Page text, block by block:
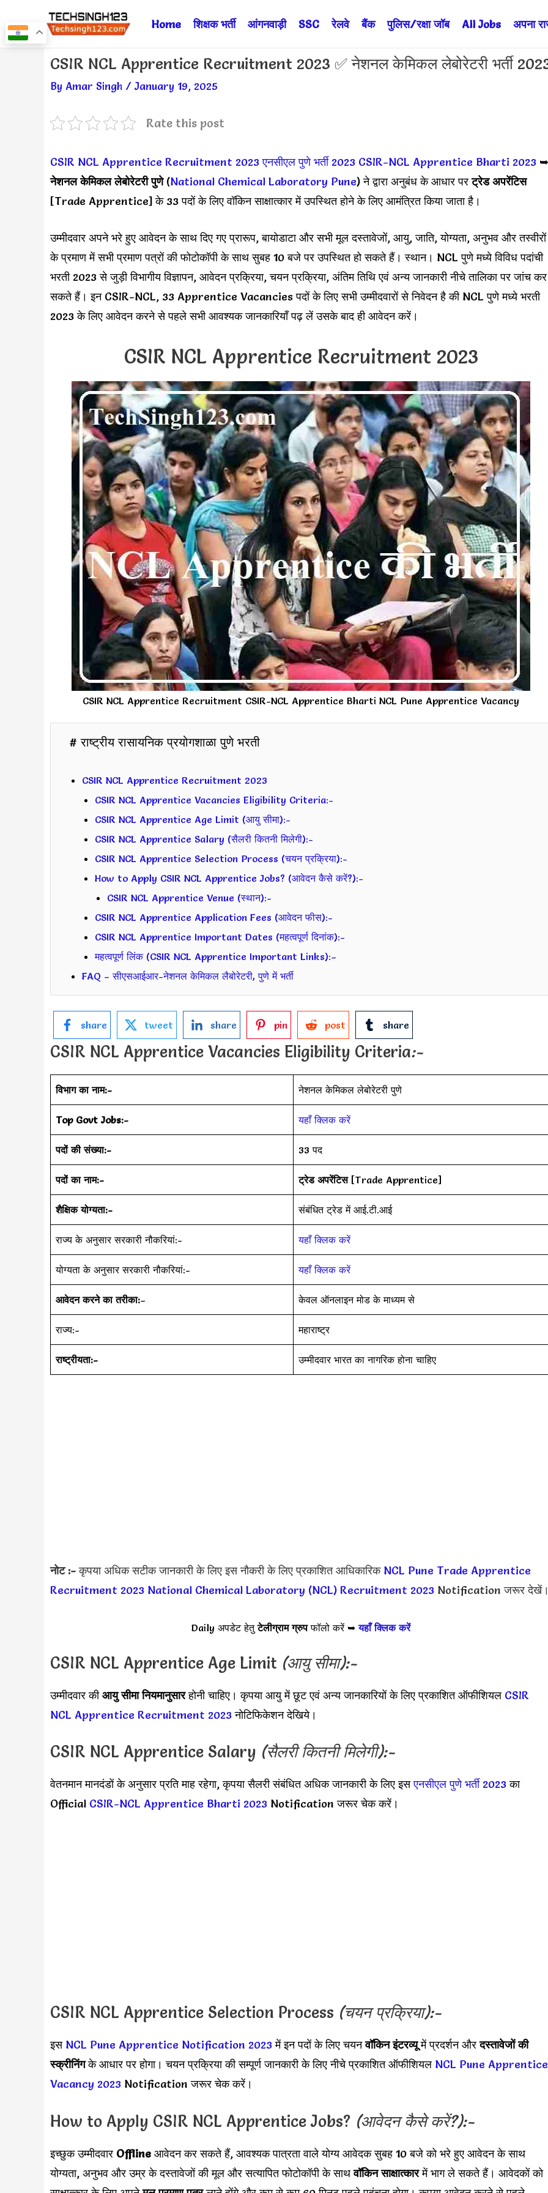
to
Home शिक्षक भर्ती आंगनवाड़ी SSC रेलवे बैंक पुलिस/रक्षा जॉब All Jobs अपना
CSIR NCL Apprentice Recruitment 2023 ✅ नेशनल केमिकल लेबोरेटरी भर्ती
By Amar Singh / January 19, 2025
Rate this post
CSIR NCL Apprentice Recruitment 2023 एनसीएल पुणे भर्ती 2023 CSIR-NCL Apprentice Bharti 2023 ➥
नेशनल केमिकल लेबोरेटरी पुणे(National Chemical Laboratory Pune) ने द्वारा अनुबंध के आधार परट्रेड अपरेंटिस
[Trade Apprentice] के 33 पदों के लिए वॉकिन साक्षात्कार में उपस्थित होने के लिए आमंत्रित किया जाता है।
उम्मीदवार अपने भरे हुए आवेदन के साथ दिए गए प्रारूप, बायोडाटा और सभी मूल दस्तावेजों, आयु, जाति, योग्यता, अनुभव और तस्वीरों
के प्रमाण में सभी प्रमाण पत्रों की फोटोकॉपी के साथ सुबह 10 बजे पर उपस्थित हो सकते हैं। स्थान। NCL पुणे मध्ये विविध पदांची
भरती 2023 से जुड़ी विभागीय विज्ञापन, आवेदन प्रक्रिया, चयन प्रक्रिया, अंतिम तिथि एवं अन्य जानकारी नीचे तालिका पर जांच कर
सकते हैं। इन CSIR-NCL, 33 Apprentice Vacancies पदों के लिए सभी उम्मीदवारों से निवेदन है की NCL पुणे मध्ये भरती
2023 के लिए आवेदन करने से पहले सभी आवश्यक जानकारियाँ पढ़ लें उसके बाद ही आवेदन करें।
CSIR NCL Apprentice Recruitment 2023
CSIR NCL Apprentice Recruitment CSIR-NCL Apprentice Bharti NCL Pune Apprentice Vacancy
# राष्ट्रीय रासायनिक प्रयोगशाळा पुणे भरती
CSIR NCL Apprentice Recruitment 2023
CSIR NCL Apprentice Vacancies Eligibility Criteria:-
CSIR NCL Apprentice Age Limit (आयु सीमा):-
CSIR NCL Apprentice Salary (सैलरी कितनी मिलेगी):-
CSIR NCL Apprentice Selection Process (चयन प्रक्रिया):-
How to Apply CSIR NCL Apprentice Jobs? (आवेदन कैसे करें?):-
CSIR NCL Apprentice Venue (स्थान):-
CSIR NCL Apprentice Application Fees (आवेदन फीस):-
CSIR NCL Apprentice Important Dates (महत्वपूर्ण दिनांक):-
महत्वपूर्ण लिंक (CSIR NCL Apprentice Important Links):–
FAQ – सीएसआईआर-नेशनल केमिकल लैबोरेटरी, पुणे में भर्ती
share tweet share pin post share
CSIR NCL Apprentice Vacancies Eligibility Criteria:-
विभाग का नाम:- नेशनल केमिकल लेबोरेटरी पुणे
Top Govt Jobs:- यहाँ क्लिक करें
पदों की संख्या:- 33 पद
पदों का नाम:- ट्रेड अपरेंटिस[Trade Apprentice]
शैक्षिक योग्यता:- संबंधित ट्रेड में आई.टी.आई
राज्य के अनुसार सरकारी नौकरियां:- यहाँ क्लिक करें
योग्यता के अनुसार सरकारी नौकरियां:- यहाँ क्लिक करें
आवेदन करने का तरीका:– केवल ऑनलाइन मोड के माध्यम से
राज्य:- महाराष्ट्र
राष्ट्रीयता:- उम्मीदवार भारत का नागरिक होना चाहिए
नोट :-कृपया अधिक सटीक जानकारी के लिए इस नौकरी के लिए प्रकाशित आधिकारिक NCL Pune Trade Apprentice
Recruitment 2023 National Chemical Laboratory (NCL) Recruitment 2023 Notification जरूर
Daily अपडेट हेतुटेलीग्राम ग्रुपफॉलो करें ➥यहाँ क्लिक करें
CSIR NCL Apprentice Age Limit (आयु सीमा):-
उम्मीदवार कीआयु सीमा नियमानुसारहोनी चाहिए। कृपया आयु में छूट एवं अन्य जानकारियों के लिए प्रकाशित ऑफीशियल CSIR
NCL Apprentice Recruitment 2023नोटिफिकेशन देखिये।
CSIR NCL Apprentice Salary (सैलरी कितनी मिलेगी):-
वेतनमान मानदंडों के अनुसार प्रति माह रहेगा, कृपया सैलरी संबंधित अधिक जानकारी के लिए इसएनसीएल पुणे भर्ती 2023का
Official CSIR-NCL Apprentice Bharti 2023 Notification जरूर चेक करें।
CSIR NCL Apprentice Selection Process (चयन प्रक्रिया):-
इस NCL Pune Apprentice Notification 2023में इन पदों के लिए चयनवॉकिन इंटरव्यूमें प्रदर्शन औरदस्तावेजों की
स्क्रीनिंगके आधार पर होगा। चयन प्रक्रिया की सम्पूर्ण जानकारी के लिए नीचे प्रकाशित ऑफीशियल NCL Pune Apprentice
Vacancy 2023 Notification जरूर चेक करें।
How to Apply CSIR NCL Apprentice Jobs? (आवेदन कैसे करें?):-
इच्छुक उम्मीदवार Offline आवेदन कर सकते हैं, आवश्यक पात्रता वाले योग्य आवेदक सुबह 10 बजे को भरे हुए आवेदन के साथ
योग्यता, अनुभव और उम्र के दस्तावेजों की मूल और सत्यापित फोटोकॉपी के साथवॉकिन साक्षात्कारमें भाग ले सकते हैं। आवेदकों को
Post